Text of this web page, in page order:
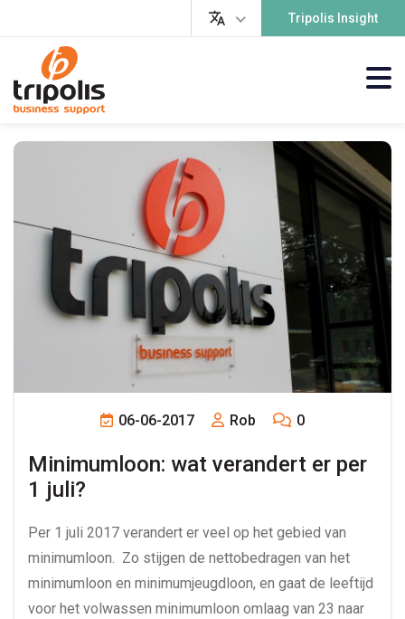
Tripolis Insight
06-06-2017 Rob 0
Minimumloon: wat verandert er per
1 juli?
Per 1 juli 2017 verandert er veel op het gebied van
minimumloon. Zo stijgen de nettobedragen van het
minimumloon en minimumjeugdloon, en gaat de leeftijd
voor het volwassen minimumloon omlaag van 23 naar